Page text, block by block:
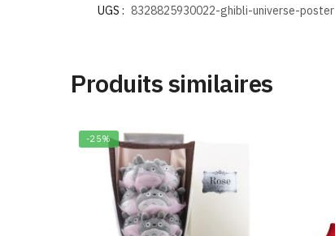
UGS : 8328825930022-ghibli-universe-poster
Produits similaires
-25%